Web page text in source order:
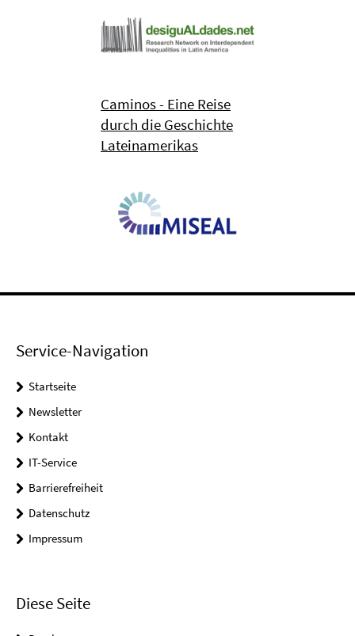
Caminos - Eine Reise
durch die Geschichte
Lateinamerikas
Service-Navigation
Startseite
Newsletter
Kontakt
IT-Service
Barrierefreiheit
Datenschutz
Impressum
Diese Seite